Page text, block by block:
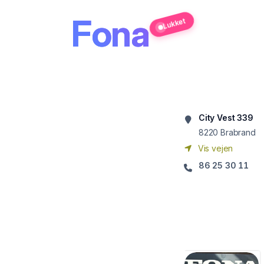
Fona Lukket
City Vest 339
8220 Brabrand
Vis vejen
86 25 30 11